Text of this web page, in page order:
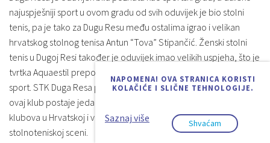
najuspješniji sport u ovom gradu od svih oduvijek je bio stolni
tenis, pa je tako za Dugu Resu među ostalima igrao i velikan
hrvatskog stolnog tenisa Antun “Tova” Stipančić. Ženski stolni
tenis u Dugoj Resi također je oduvijek imao velikih uspjeha, što je
tvrtka Aquaestil prepoznala i odlučila sponzorirati ovaj plemeniti
sport. STK Duga Resa preimenovana je u STK Aquaestil i od tada
ovaj klub postaje jedan od najjačih ženskih stolnoteniskih
klubova u Hrvatskoj i vrlo bitan faktor na europskoj ženskoj
stolnoteniskoj sceni.
NAPOMENA! OVA STRANICA KORISTI
KOLAČIĆE I SLIČNE TEHNOLOGIJE.
Saznaj više Shvaćam